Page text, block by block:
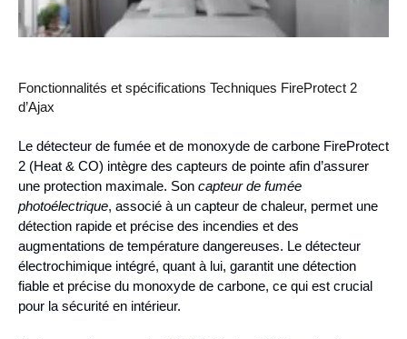
Fonctionnalités et spécifications Techniques FireProtect 2
d’Ajax
Le détecteur de fumée et de monoxyde de carbone FireProtect
2 (Heat & CO) intègre des capteurs de pointe afin d’assurer
une protection maximale. Son capteur de fumée
photoélectrique, associé à un capteur de chaleur, permet une
détection rapide et précise des incendies et des
augmentations de température dangereuses. Le détecteur
électrochimique intégré, quant à lui, garantit une détection
fiable et précise du monoxyde de carbone, ce qui est crucial
pour la sécurité en intérieur.